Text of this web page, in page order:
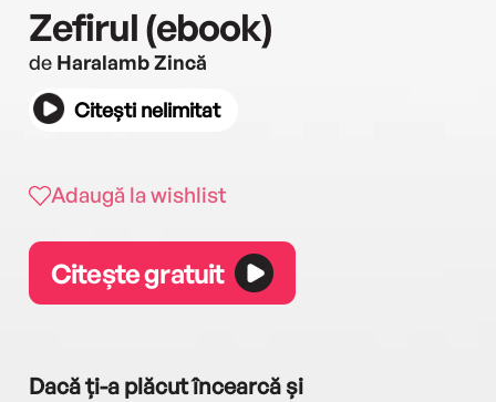
Zefirul (ebook)
de Haralamb Zincă
Citești nelimitat
Adaugă la wishlist
Citește gratuit
Dacă ți-a plăcut încearcă și